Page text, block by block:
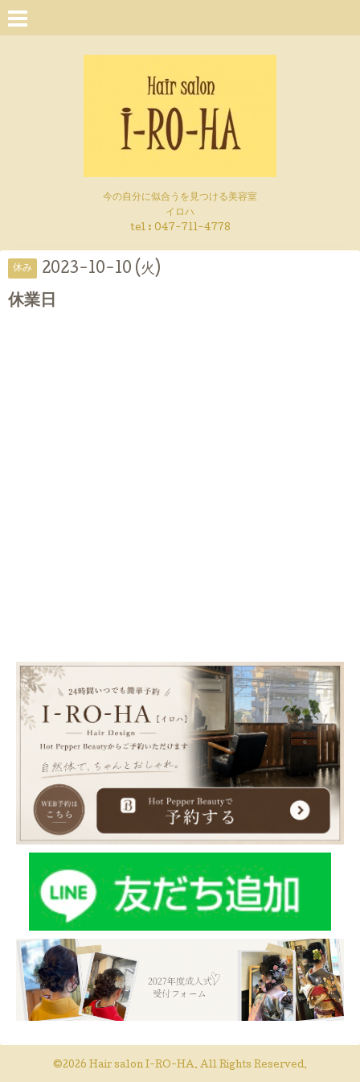
今の自分に似合うを見つける美容室
イロハ
tel : 047-711-4778
休み 2023-10-10 (火)
休業日
©2026 Hair salon I-RO-HA. All Rights Reserved.